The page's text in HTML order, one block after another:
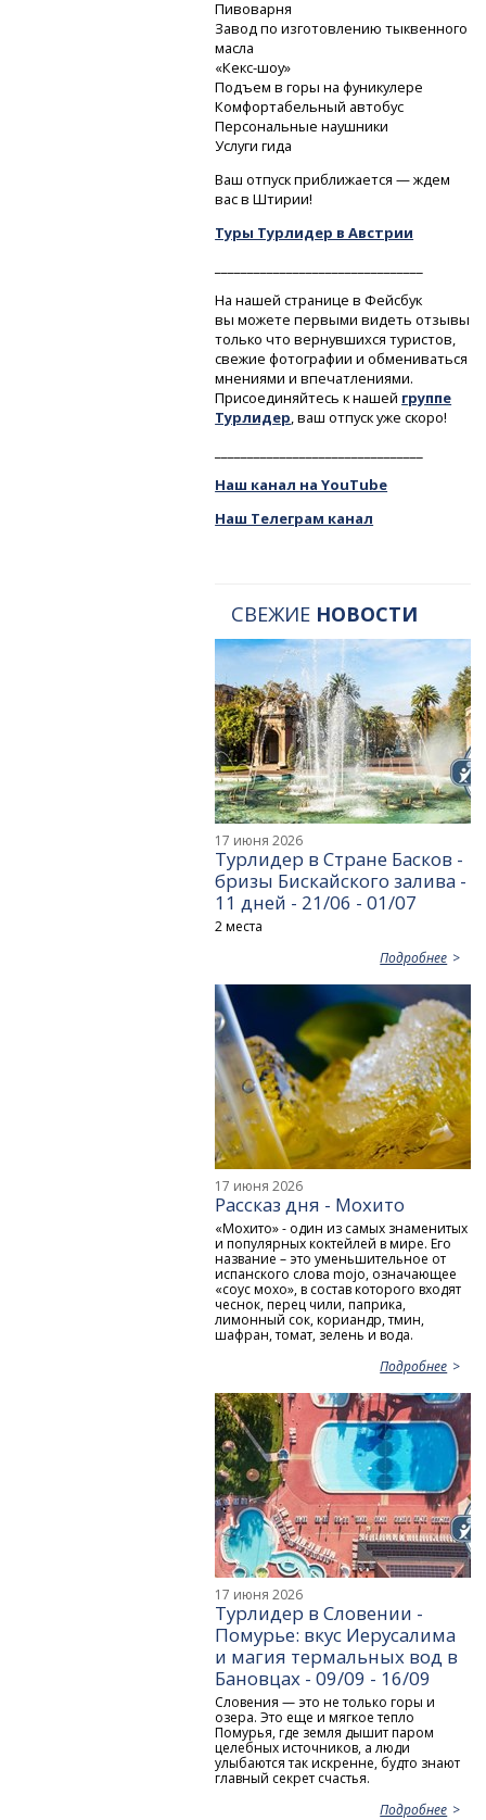
Пивоварня
Завод по изготовлению тыквенного
масла
«Кекс-шоу»
Подъем в горы на фуникулере
Комфортабельный автобус
Персональные наушники
Услуги гида
Ваш отпуск приближается — ждем
вас в Штирии!
Туры Турлидер в Австрии
На нашей странице в Фейсбук
вы можете первыми видеть отзывы
только что вернувшихся туристов,
свежие фотографии и обмениваться
мнениями и впечатлениями.
Присоединяйтесь к нашей группе
Турлидер, ваш отпуск уже скоро!
Наш канал на YouTube
Наш Телеграм канал
СВЕЖИЕ НОВОСТИ
17 июня 2026
Турлидер в Стране Басков -
бризы Бискайского залива -
11 дней - 21/06 - 01/07
2 места
Подробнее
17 июня 2026
Рассказ дня - Мохито
«Мохито» - один из самых знаменитых
и популярных коктейлей в мире. Его
название – это уменьшительное от
испанского слова mojo, означающее
«соус мохо», в состав которого входят
чеснок, перец чили, паприка,
лимонный сок, кориандр, тмин,
шафран, томат, зелень и вода.
Подробнее
17 июня 2026
Турлидер в Словении -
Помурье: вкус Иерусалима
и магия термальных вод в
Бановцах - 09/09 - 16/09
Словения — это не только горы и
озера. Это еще и мягкое тепло
Помурья, где земля дышит паром
целебных источников, а люди
улыбаются так искренне, будто знают
главный секрет счастья.
Подробнее